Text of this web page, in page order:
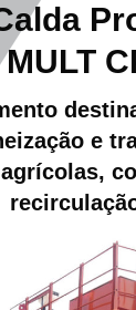
MULT
e